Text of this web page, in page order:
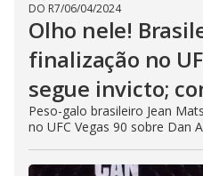
DO R7/06/04/2024
Olho nele!
finalização no
segue invicto;
Peso-galo brasileiro Jean
no UFC Vegas 90 sobre Dan